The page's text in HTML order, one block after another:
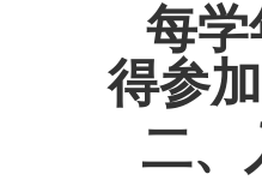
每学
得参
二、